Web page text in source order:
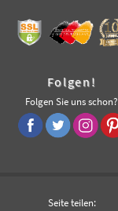
Folgen!
Folgen Sie uns schon?
Seite teilen: